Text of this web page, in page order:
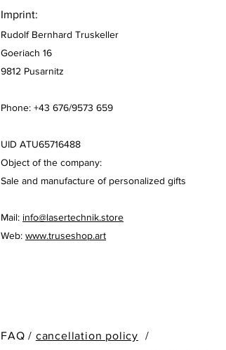
Imprint:
Rudolf Bernhard Truskeller
Goeriach 16
9812 Pusarnitz
Phone: +43 676/9573 659
UID ATU65716488
Object of the company:
Sale and manufacture of personalized gifts
Mail: info@lasertechnik.store
Web: www.truseshop.art
FAQ / cancellation policy
/